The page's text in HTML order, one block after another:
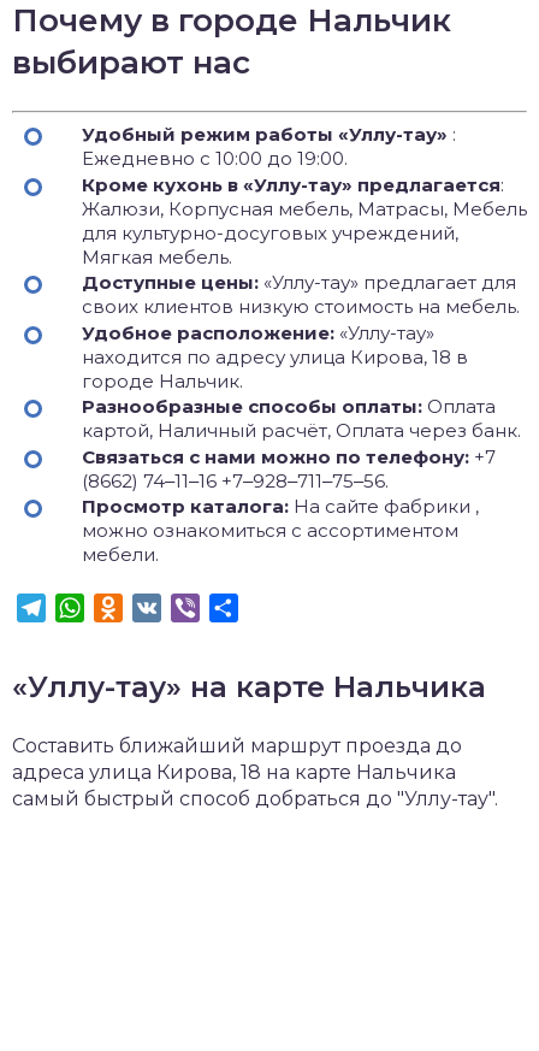
Почему в городе Нальчик
выбирают нас
Удобный режим работы «Уллу-тау» :
Ежедневно с 10:00 до 19:00.
Кроме кухонь в «Уллу-тау» предлагается:
Жалюзи, Корпусная мебель, Матрасы, Мебель
для культурно-досуговых учреждений,
Мягкая мебель.
Доступные цены: «Уллу-тау» предлагает для
своих клиентов низкую стоимость на мебель.
Удобное расположение: «Уллу-тау»
находится по адресу улица Кирова, 18 в
городе Нальчик.
Разнообразные способы оплаты: Оплата
картой, Наличный расчёт, Оплата через банк.
Связаться с нами можно по телефону: +7
(8662) 74‒11‒16 +7‒928‒711‒75‒56.
Просмотр каталога: На сайте фабрики ,
можно ознакомиться с ассортиментом
мебели.
TelegramWhatsApp
Odnoklassniki
VK Viber
«Уллу-тау» на карте Нальчика
Составить ближайший маршрут проезда до
адреса улица Кирова, 18 на карте Нальчика
самый быстрый способ добраться до "Уллу-тау".